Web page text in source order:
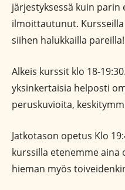
järjestyksessä kuin
ilmoittautunut.
siihen halukkailla pareilla!
Alkeis kurssit klo 18-
yksinkertaisia helposti
peruskuvioita,
Jatkotason opetus Klo
kurssilla etenemme
hieman myös